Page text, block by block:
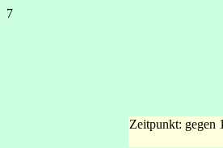
7
Zeitpunkt: gegen